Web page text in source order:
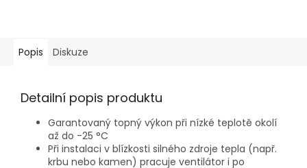
Popis Diskuze
Detailní popis produktu
Garantovaný topný výkon při nízké teplotě okolí
až do -25 °C
Při instalaci v blízkosti silného zdroje tepla (např.
krbu nebo kamen) pracuje ventilátor i po